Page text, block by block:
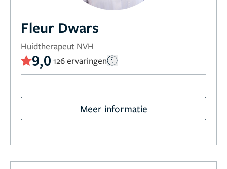
Fleur Dwars
Huidtherapeut NVH
9,0 126 ervaringen
Meer informatie